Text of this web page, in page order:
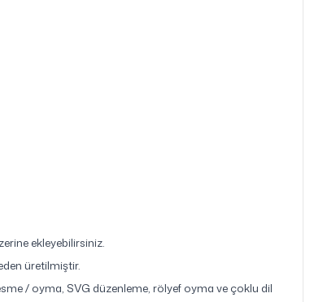
ekleyebilirsiniz.
üretilmiştir.
/ oyma, SVG düzenleme, rölyef oyma ve çoklu dil